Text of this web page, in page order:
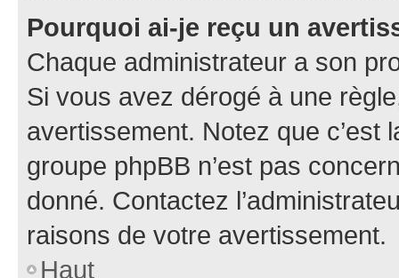
Pourquoi ai-je reçu un
Chaque administrateur a son
Si vous avez dérogé à une
avertissement. Notez que c’est
groupe phpBB n’est pas
donné. Contactez
raisons de votre avertissement.
Haut